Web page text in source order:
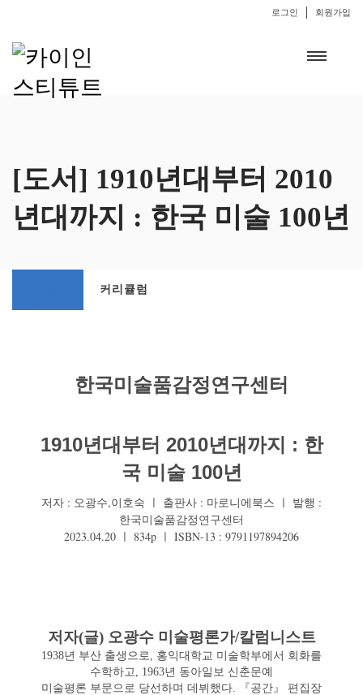
로그인 회원가입
[도서] 1910년대부터 2010
년대까지 : 한국 미술 100년
커리큘럼
한국미술품감정연구센터
1910년대부터 2010년대까지 : 한
국 미술 100년
저자 : 오광수,이호숙 ㅣ 출판사 : 마로니에북스 ㅣ 발행 :
한국미술품감정연구센터
2023.04.20 ㅣ 834p ㅣ ISBN-13 : 9791197894206
저자(글) 오광수 미술평론가/칼럼니스트
1938년 부산 출생으로, 홍익대학교 미술학부에서 회화를
수학하고, 1963년 동아일보 신춘문예
미술평론 부문으로 당선하며 데뷔했다. 『공간』 편집장